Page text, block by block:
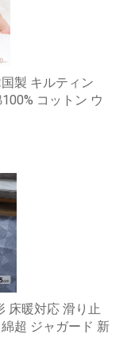
製 キルティン
コットン ウ
床暖対応 滑り止
超 ジャガード 新